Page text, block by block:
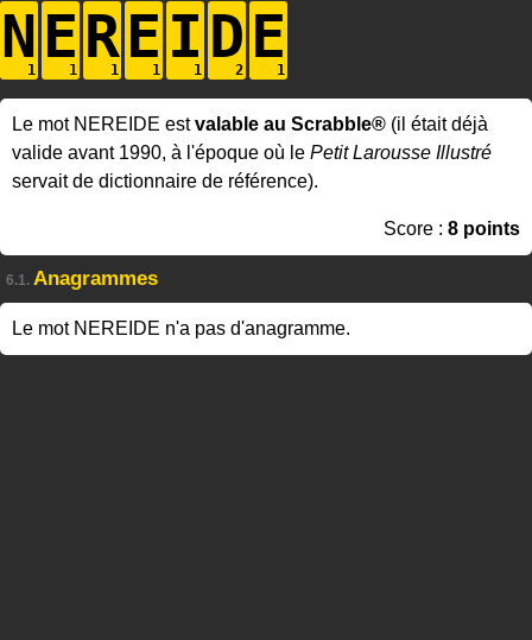
NERE I DE
Le mot NEREIDE estvalable au Scrabble® (il était déjà
valide avant 1990, à l'époque où le Petit Larousse Illustré
servait de dictionnaire de référence).
Score : 8 points
6.1. Anagrammes
Le mot NEREIDE n'a pas d'anagramme.